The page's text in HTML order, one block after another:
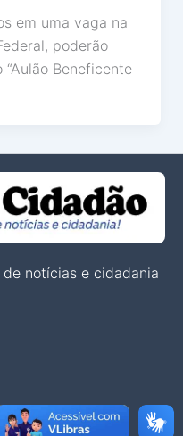
em uma vaga na
poderão
Beneficente
notícias e cidadania